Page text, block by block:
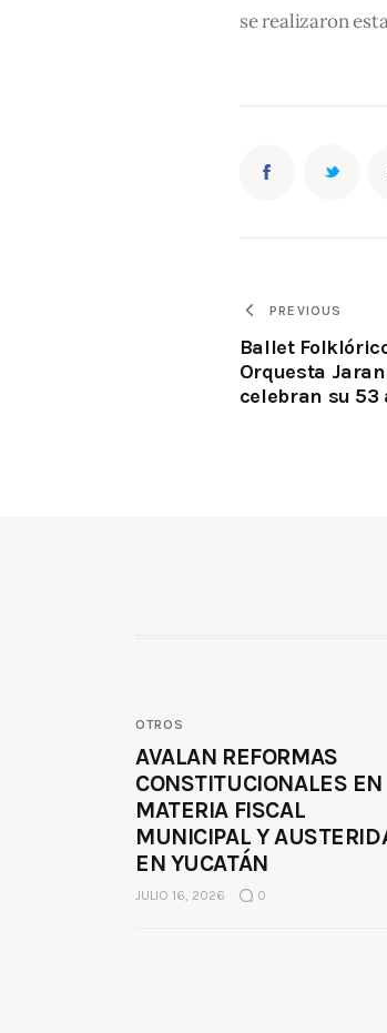
se realizaron
PREVIOUS
Ballet
Orquesta
celebran su 53
OTROS
AVALAN REFORMAS
CONSTITUCIONALES EN
MATERIA FISCAL
MUNICIPAL Y
EN YUCATÁN
JULIO 16, 2026 0